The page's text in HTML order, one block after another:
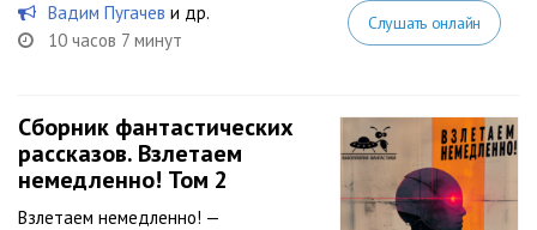
Вадим Пугачев и др.
10 часов 7 минут
Слушать онлайн
Сборник фантастических
рассказов. Взлетаем
немедленно! Том 2
Взлетаем немедленно! —